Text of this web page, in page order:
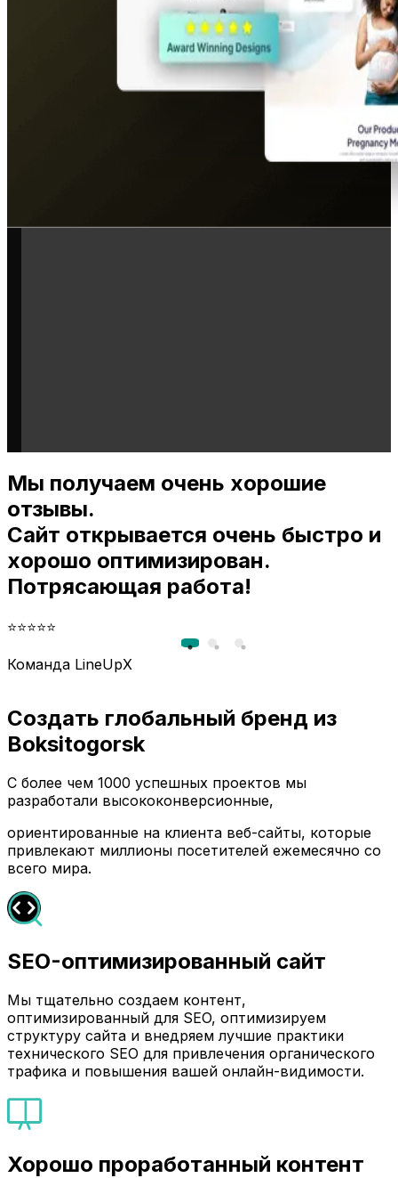
Мы получаем очень хорошие
отзывы.
Сайт открывается очень быстро и
хорошо оптимизирован.
Потрясающая работа!
⭐⭐⭐⭐⭐
Команда LineUpX
Создать глобальный бренд из
Boksitogorsk
С более чем 1000 успешных проектов мы
разработали высококонверсионные,
ориентированные на клиента веб-сайты, которые
привлекают миллионы посетителей ежемесячно со
всего мира.
SEO-оптимизированный сайт
Мы тщательно создаем контент,
оптимизированный для SEO, оптимизируем
структуру сайта и внедряем лучшие практики
технического SEO для привлечения органического
трафика и повышения вашей онлайн-видимости.
Хорошо проработанный контент